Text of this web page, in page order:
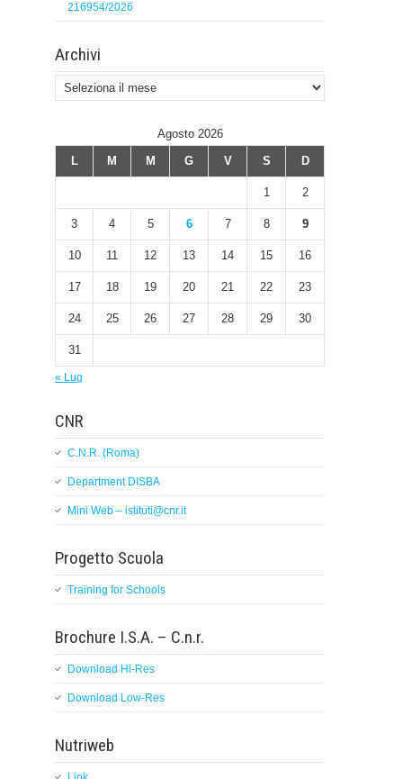
216954/2026
Archivi
Archivi
Agosto 2026
L
M M G V S D
1 2
3 4 5 6 7 8 9
10 11 12 13 14 15 16
17 18 19 20 21 22 23
24 25 26 27 28 29 30
31
« Lug
CNR
C.N.R. (Roma)
Department DISBA
Mini Web – istituti@cnr.it
Progetto Scuola
Training for Schools
Brochure I.S.A. – C.n.r.
Download Hi-Res
Download Low-Res
Nutriweb